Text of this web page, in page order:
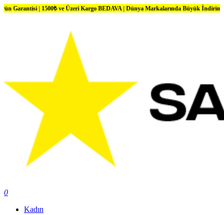
1500₺ ve Üzeri Kargo BEDAVA | Dünya Markalarında Büyük İndirimler
0
Kadın